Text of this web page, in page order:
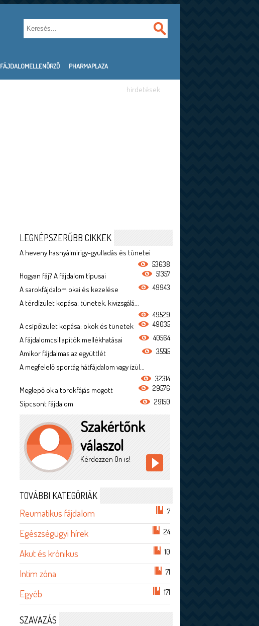
FÁJDALOMELLENŐRZŐ PHARMAPLAZA
hirdetések
LEGNÉPSZERŰBB CIKKEK
A heveny hasnyálmirigy-gyulladás és tünetei
53638
Hogyan fáj? A fájdalom típusai
51357
A sarokfájdalom okai és kezelése
49943
A térdízület kopása: tünetek, kivizsgálá...
49529
A csípőízület kopása: okok és tünetek
49035
A fájdalomcsillapítók mellékhatásai
40564
Amikor fájdalmas az együttlét
35515
A megfelelő sportág hátfájdalom vagy ízül...
32314
Meglepő ok a torokfájás mögött
29576
Sípcsont fájdalom
29150
Szakértőnk
válaszol
Kérdezzen Ön is!
TOVÁBBI KATEGÓRIÁK
Reumatikus fájdalom 7
Egészségügyi hírek 24
Akut és krónikus 10
Intim zóna 71
Egyéb 171
SZAVAZÁS